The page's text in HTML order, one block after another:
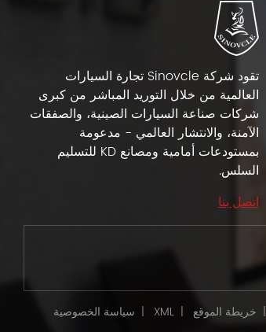
تقود شركة Sinovcle تجارة السيارات
العالمية من خلال التوريد المباشر من كبرى
شركات صناعة السيارات الصينية، والصفقات
الآمنة، والانتشار العالمي - مدعومة
بمستودعات أمامية ومصانع KD للتسليم
السلس.
اتصل بنا
| خريطة الموقع |
XML
| سياسة الخصوصية